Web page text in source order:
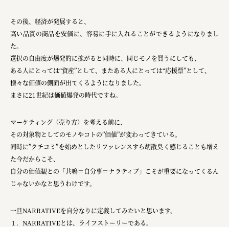
その後、経済が発展すると、
高い品質の商品を安価に、容易に手に入れることができるようになりまし
た。
選択の自由度が爆発的に拡がると同時に、同じモノを買うにしても、
ある人にとっては“資産”として、またある人にとっては“応援票”として、
様々な価値の側面が出てくるようになりました。
まさに21世紀は価値爆発の時代ですね。
マーケティング（売り方）を考える前に、
その対象物としてのモノやコトの”価値”が変わってきている。
同時に”クチコミ”を始めとしたリファレンスすら胡散臭く感じることも増え
た今だからこそ、
自分の価値観との「共鳴＝自分事＝ナラティブ」こそが重要になってくるん
じゃないかなと思うわけです。
一旦NARRATIVEを自分なりに定義してみたいと思います。
１．NARRATIVEとは、ライフストーリーである。